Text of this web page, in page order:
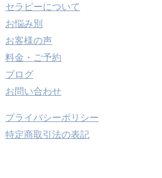
セラピーについて
お悩み別
お客様の声
料金・ご予約
ブログ
お問い合わせ
プライバシーポリシー
特定商取引法の表記